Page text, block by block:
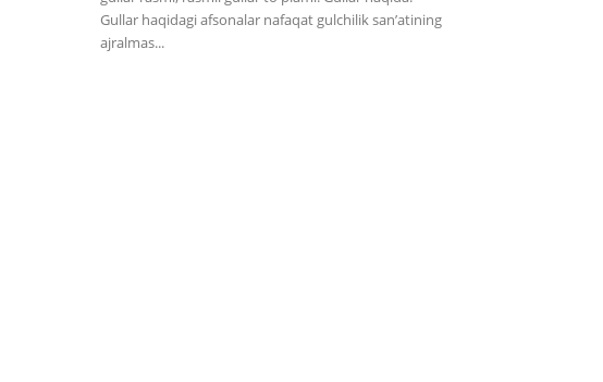
Gullar haqidagi afsonalar nafaqat gulchilik san’atining
ajralmas...